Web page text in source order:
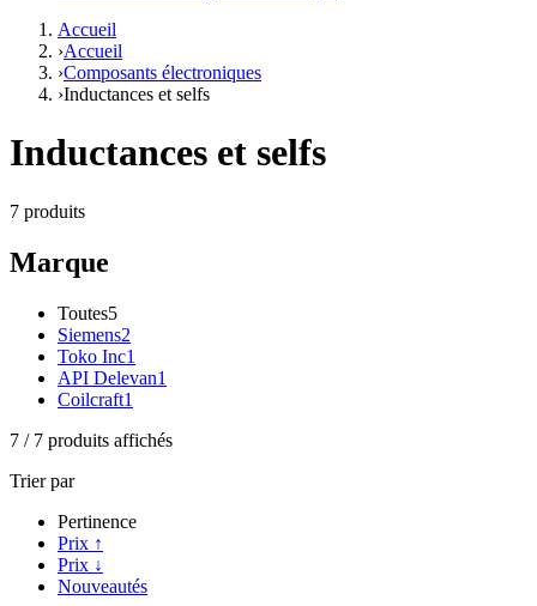
Accueil
›Accueil
›Composants électroniques
›Inductances et selfs
Inductances et selfs
7 produits
Marque
Toutes5
Siemens2
Toko Inc1
API Delevan1
Coilcraft1
7 / 7 produits affichés
Trier par
Pertinence
Prix ↑
Prix ↓
Nouveautés